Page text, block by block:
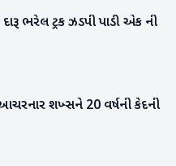
ભરેલ ટ્રક ઝડપી પાડી એક ની
શખ્સને 20 વર્ષની કેદની